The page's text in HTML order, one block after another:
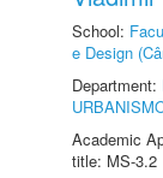
School:
e Design
Department:
Academic
title: MS-3.2